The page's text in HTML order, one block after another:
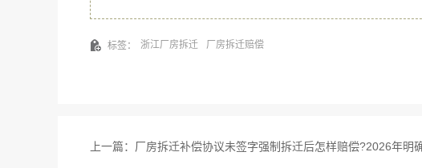
标签： 浙江厂房拆迁 厂房拆迁赔偿
上一篇： 厂房拆迁补偿协议未签字强制拆迁后怎样赔偿?2026年明